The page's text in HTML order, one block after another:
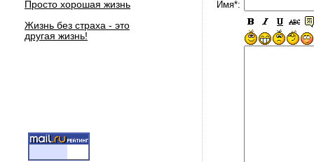
Просто хорошая жизнь
Жизнь без страха - это
другая жизнь!
Имя*: